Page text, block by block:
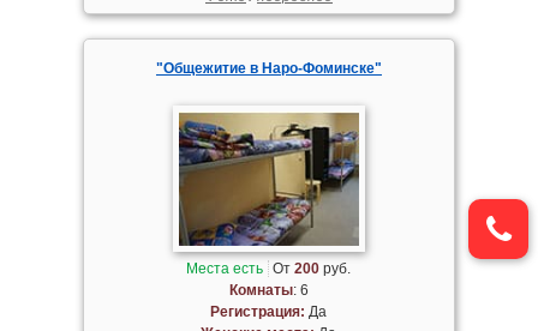
"Общежитие в Наро-Фоминске"
Места есть От200 руб.
Комнаты: 6
Регистрация: Да